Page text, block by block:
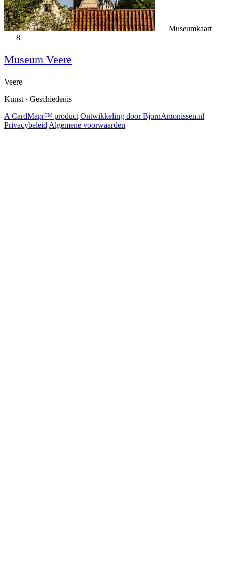
Museumkaart
8
Museum Veere
Veere
Kunst · Geschiedenis
A CardMapr™ product Ontwikkeling door BjornAntonissen.nl
Privacybeleid Algemene voorwaarden